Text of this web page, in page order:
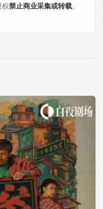
禁止商业采集或转载。